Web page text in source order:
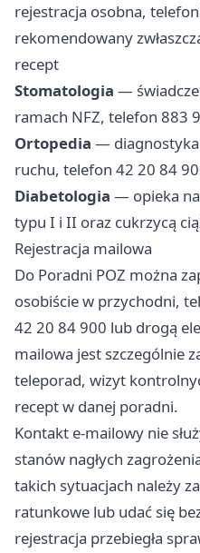
rejestracja osobna,
rekomendowany
recept
Stomatologia —
ramach NFZ, telefon 883
Ortopedia — diagnostyka
ruchu, telefon 42 20 84
Diabetologia — opieka
typu I i II oraz cukrzycą
Rejestracja mailowa
Do Poradni POZ można
osobiście w przychodni,
42 20 84 900 lub drogą
mailowa jest szczególnie
teleporad, wizyt
recept w danej poradni.
Kontakt e-mailowy nie
stanów nagłych
takich sytuacjach należy
ratunkowe lub udać się
rejestracja przebiegła